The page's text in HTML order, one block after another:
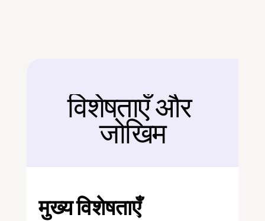
बैक
विशेषताएँ और
जोखिम
मुख्य विशेषताएँ